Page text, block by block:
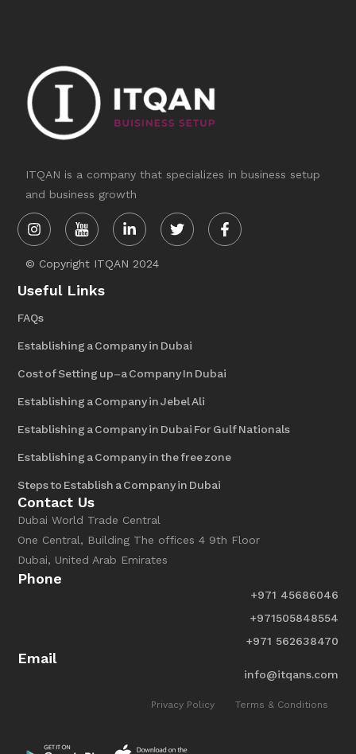
ITQAN is a company that specializes in business setup
and business growth
Instagram Linkedin-
in
TwitterFacebook-
f
© Copyright ITQAN 2024
Useful Links
FAQs
Establishing a Company in Dubai
Cost of Setting up-a Company In Dubai
Establishing a Company in Jebel Ali
Establishing a Company in Dubai For Gulf Nationals
Establishing a Company in the free zone
Steps to Establish a Company in Dubai
Contact Us
Dubai World Trade Central
One Central, Building The offices 4 9th Floor
Dubai, United Arab Emirates
Phone
+971 45686046
+971505848554
+971 562638470
Email
info@itqans.com
Privacy Policy Terms & Conditions